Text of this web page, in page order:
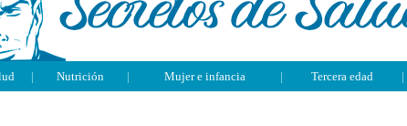
| Nutrición | Mujer e infancia | Tercera edad |